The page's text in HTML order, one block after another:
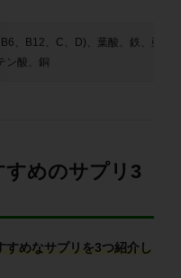
、B12、C、D)、葉酸、鉄、亜鉛
ン酸、銅
すめのサプリ3
すめなサプリを3つ紹介し